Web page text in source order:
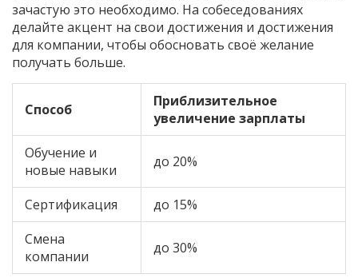
зачастую это необходимо. На собеседованиях
делайте акцент на свои достижения и достижения
для компании, чтобы обосновать своё желание
получать больше.
Способ
Приблизительное
увеличение зарплаты
Обучение и
новые навыки
до 20%
Сертификация
до 15%
Смена
компании
до 30%